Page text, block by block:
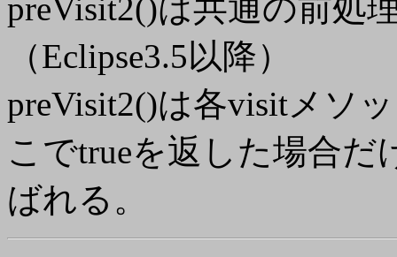
preVisit2()は共通の前処
（Eclipse3.5以降）
preVisit2()は各visitメソ
こでtrueを返した場合
ばれる。